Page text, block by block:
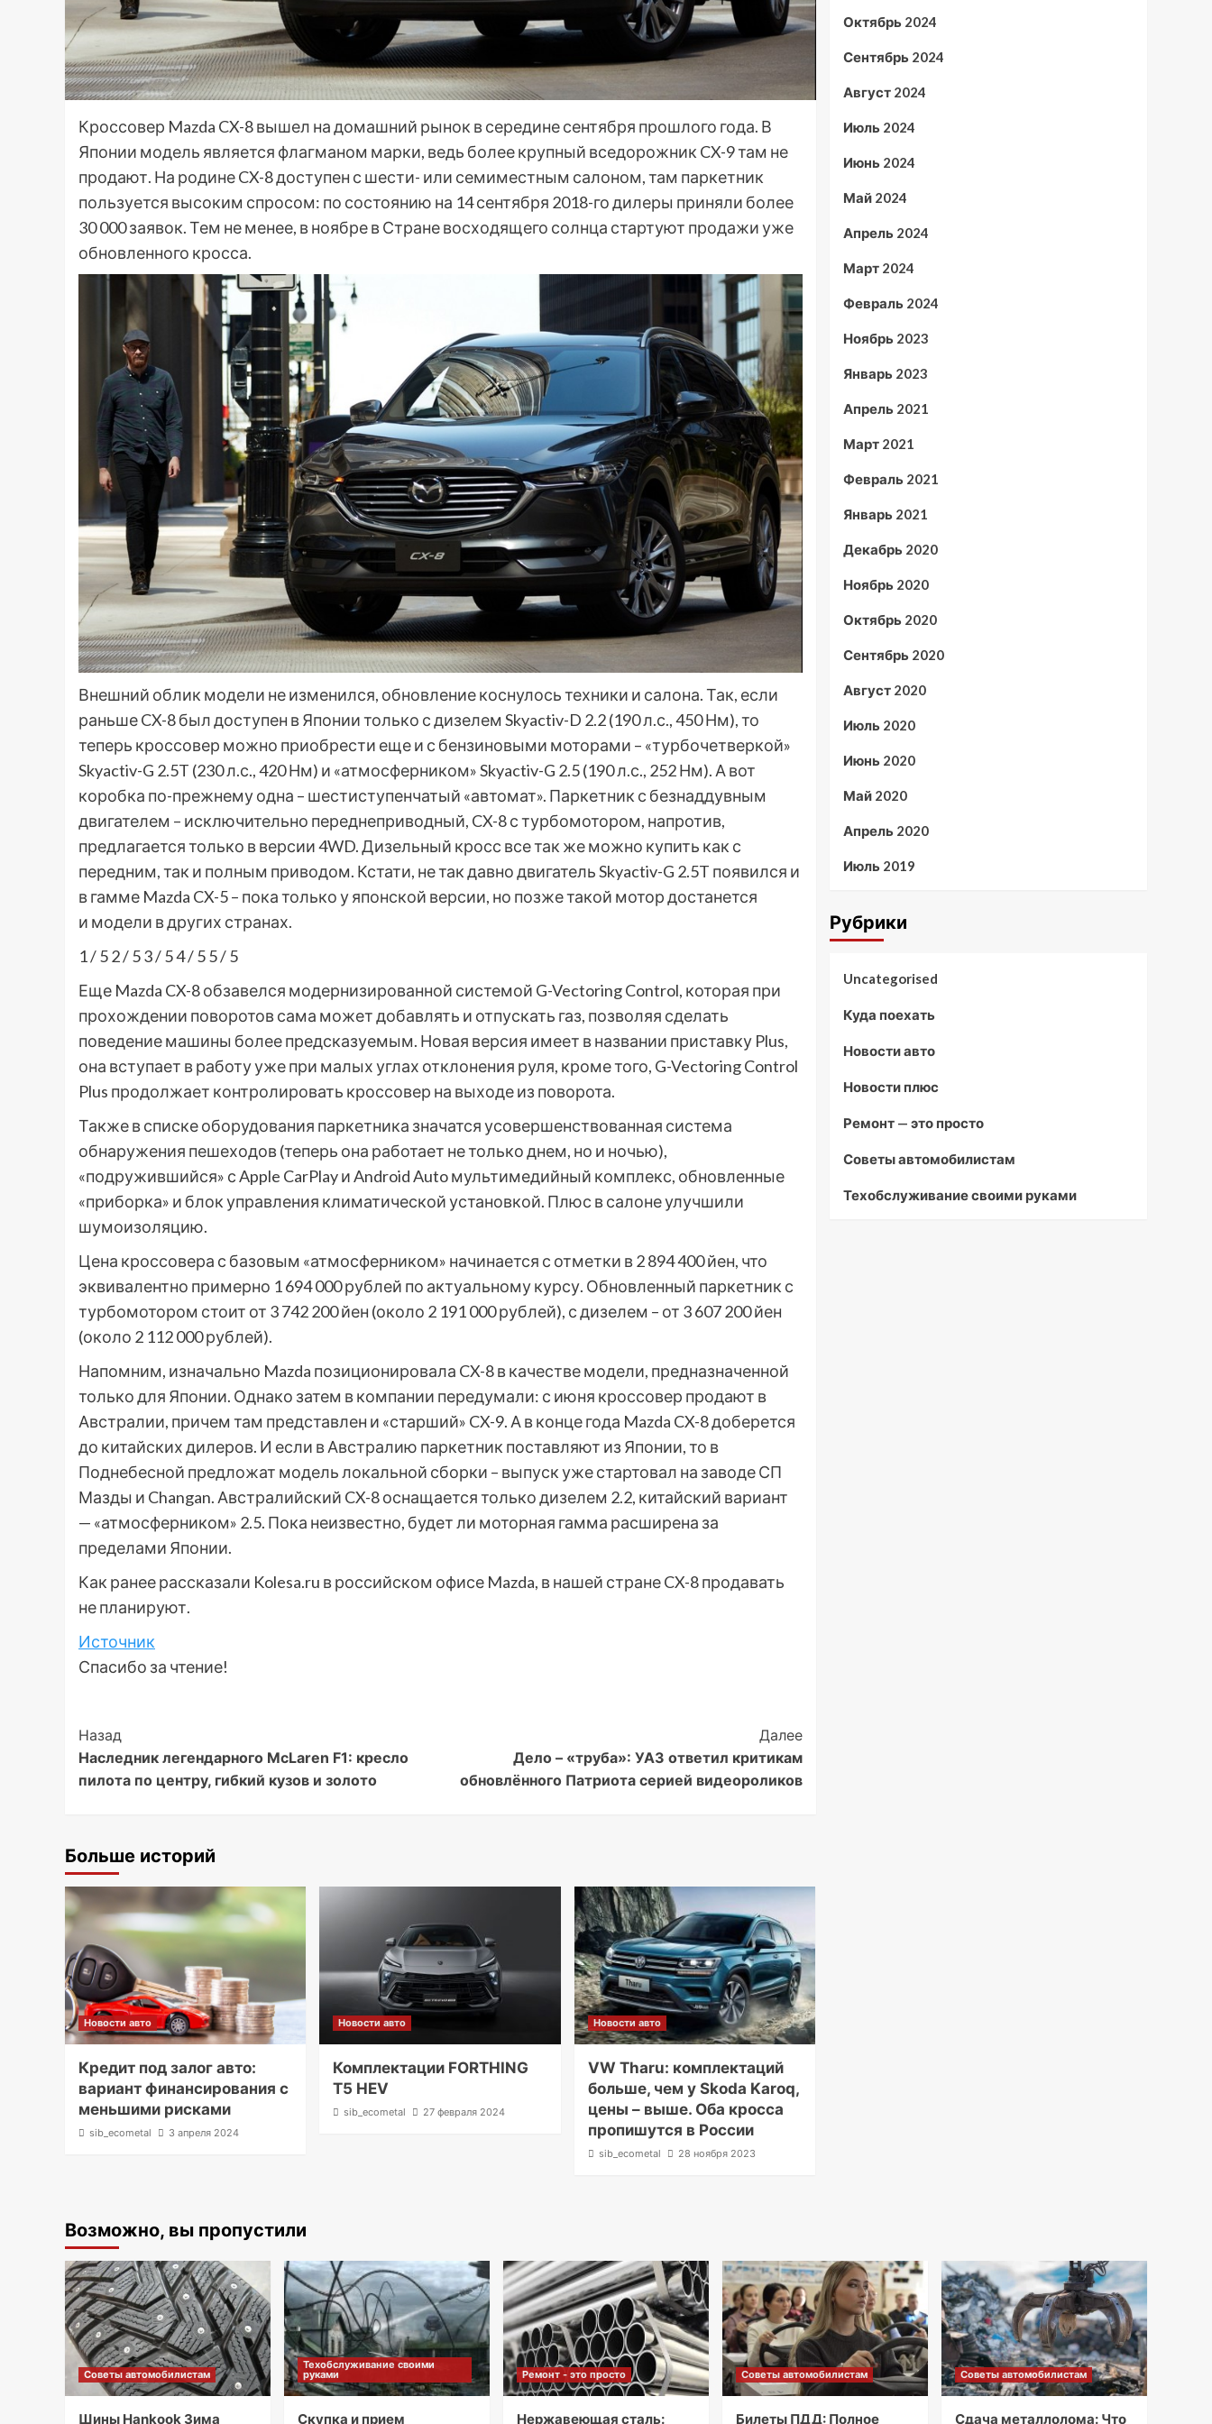
Кроссовер Mazda CX-8 вышел на домашний рынок в середине сентября прошлого года. В
Японии модель является флагманом марки, ведь более крупный вседорожник CX-9 там не
продают. На родине CX-8 доступен с шести- или семиместным салоном, там паркетник
пользуется высоким спросом: по состоянию на 14 сентября 2018-го дилеры приняли более
30 000 заявок. Тем не менее, в ноябре в Стране восходящего солнца стартуют продажи уже
обновленного кросса.
Внешний облик модели не изменился, обновление коснулось техники и салона. Так, если
раньше CX-8 был доступен в Японии только с дизелем Skyactiv-D 2.2 (190 л.с., 450 Нм), то
теперь кроссовер можно приобрести еще и с бензиновыми моторами – «турбочетверкой»
Skyactiv-G 2.5T (230 л.с., 420 Нм) и «атмосферником» Skyactiv-G 2.5 (190 л.с., 252 Нм). А вот
коробка по-прежнему одна – шестиступенчатый «автомат». Паркетник с безнаддувным
двигателем – исключительно переднеприводный, CX-8 с турбомотором, напротив,
предлагается только в версии 4WD. Дизельный кросс все так же можно купить как с
передним, так и полным приводом. Кстати, не так давно двигатель Skyactiv-G 2.5T появился и
в гамме Mazda CX-5 – пока только у японской версии, но позже такой мотор достанется
и модели в других странах.
1/ 52/ 53/ 54/ 55/ 5
Еще Mazda CX-8 обзавелся модернизированной системой G-Vectoring Control, которая при
прохождении поворотов сама может добавлять и отпускать газ, позволяя сделать
поведение машины более предсказуемым. Новая версия имеет в названии приставку Plus,
она вступает в работу уже при малых углах отклонения руля, кроме того, G-Vectoring Control
Plus продолжает контролировать кроссовер на выходе из поворота.
Также в списке оборудования паркетника значатся усовершенствованная система
обнаружения пешеходов (теперь она работает не только днем, но и ночью),
«подружившийся» с Apple CarPlay и Android Auto мультимедийный комплекс, обновленные
«приборка» и блок управления климатической установкой. Плюс в салоне улучшили
шумоизоляцию.
Цена кроссовера с базовым «атмосферником» начинается с отметки в 2 894 400 йен, что
эквивалентно примерно 1 694 000 рублей по актуальному курсу. Обновленный паркетник с
турбомотором стоит от 3 742 200 йен (около 2 191 000 рублей), с дизелем – от 3 607 200 йен
(около 2 112 000 рублей).
Напомним, изначально Mazda позиционировала CX-8 в качестве модели, предназначенной
только для Японии. Однако затем в компании передумали: с июня кроссовер продают в
Австралии, причем там представлен и «старший» CX-9. А в конце года Mazda CX-8 доберется
до китайских дилеров. И если в Австралию паркетник поставляют из Японии, то в
Поднебесной предложат модель локальной сборки – выпуск уже стартовал на заводе СП
Мазды и Changan. Австралийский CX-8 оснащается только дизелем 2.2, китайский вариант
— «атмосферником» 2.5. Пока неизвестно, будет ли моторная гамма расширена за
пределами Японии.
Как ранее рассказали Kolesa.ru в российском офисе Mazda, в нашей стране CX-8 продавать
не планируют.
Источник
Спасибо за чтение!
Post
Navigation
Назад
Наследник легендарного McLaren F1: кресло
пилота по центру, гибкий кузов и золото
Далее
Дело – «труба»: УАЗ ответил критикам
обновлённого Патриота серией видеороликов
Больше историй
Новости авто
Кредит под залог авто:
вариант финансирования с
меньшими рисками
sib_ecometal 3 апреля 2024
Новости авто
Комплектации FORTHING
T5 HEV
sib_ecometal 27 февраля 2024
Новости авто
VW Tharu: комплектаций
больше, чем у Skoda Karoq,
цены – выше. Оба кросса
пропишутся в России
sib_ecometal 28 ноября 2023
Октябрь 2024
Сентябрь 2024
Август 2024
Июль 2024
Июнь 2024
Май 2024
Апрель 2024
Март 2024
Февраль 2024
Ноябрь 2023
Январь 2023
Апрель 2021
Март 2021
Февраль 2021
Январь 2021
Декабрь 2020
Ноябрь 2020
Октябрь 2020
Сентябрь 2020
Август 2020
Июль 2020
Июнь 2020
Май 2020
Апрель 2020
Июль 2019
Рубрики
Uncategorised
Куда поехать
Новости авто
Новости плюс
Ремонт — это просто
Советы автомобилистам
Техобслуживание своими руками
Возможно, вы пропустили
Советы автомобилистам
Шины Hankook Зима
Техобслуживание своими
руками
Скупка и прием
Ремонт - это просто
Нержавеющая сталь:
Советы автомобилистам
Билеты ПДД: Полное
Советы автомобилистам
Сдача металлолома: Что